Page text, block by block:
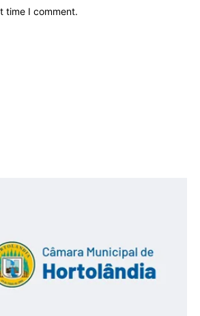
time I comment.